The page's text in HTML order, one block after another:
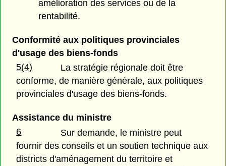
amélioration des services ou de la
rentabilité.
Conformité aux politiques provinciales
d'usage des biens-fonds
5(4)
La stratégie régionale doit être
conforme, de manière générale, aux politiques
provinciales d'usage des biens-fonds.
Assistance du ministre
6
Sur demande, le ministre peut
fournir des conseils et un soutien technique aux
districts d'aménagement du territoire et